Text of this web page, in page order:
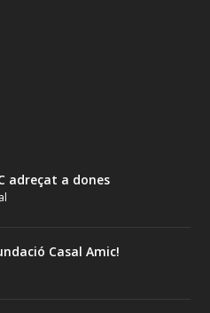
adreçat a dones
Casal Amic!